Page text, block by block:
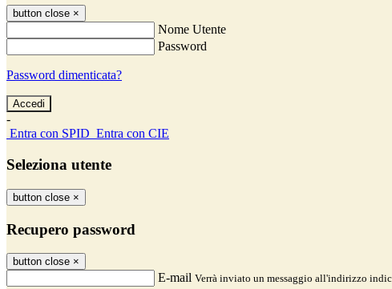
button close ×
Nome Utente
Password
Password dimenticata?
-
Entra con SPID Entra con CIE
Seleziona utente
button close ×
Recupero password
button close ×
E-mail Verrà inviato un messaggio all'indirizzo